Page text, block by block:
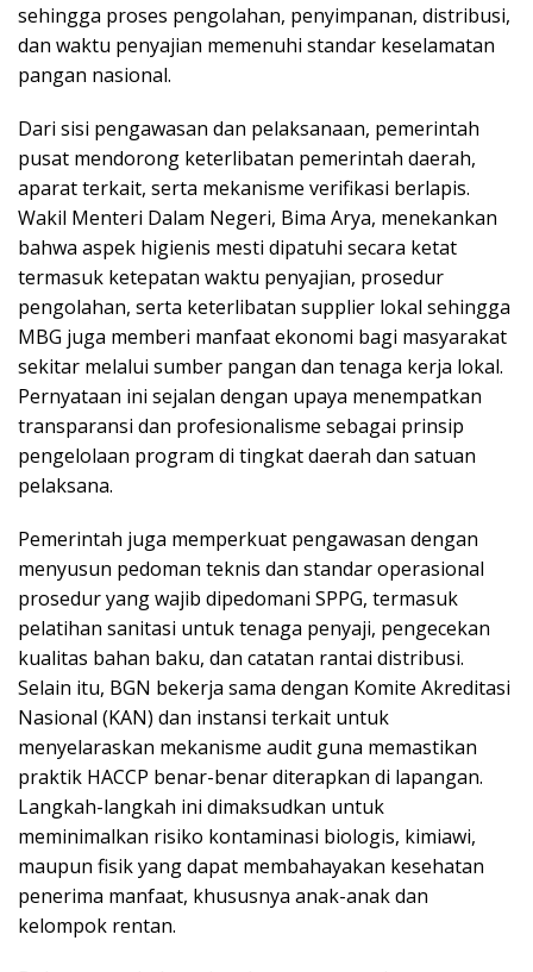
sehingga proses pengolahan, penyimpanan, distribusi,
dan waktu penyajian memenuhi standar keselamatan
pangan nasional.
Dari sisi pengawasan dan pelaksanaan, pemerintah
pusat mendorong keterlibatan pemerintah daerah,
aparat terkait, serta mekanisme verifikasi berlapis.
Wakil Menteri Dalam Negeri, Bima Arya, menekankan
bahwa aspek higienis mesti dipatuhi secara ketat
termasuk ketepatan waktu penyajian, prosedur
pengolahan, serta keterlibatan supplier lokal sehingga
MBG juga memberi manfaat ekonomi bagi masyarakat
sekitar melalui sumber pangan dan tenaga kerja lokal.
Pernyataan ini sejalan dengan upaya menempatkan
transparansi dan profesionalisme sebagai prinsip
pengelolaan program di tingkat daerah dan satuan
pelaksana.
Pemerintah juga memperkuat pengawasan dengan
menyusun pedoman teknis dan standar operasional
prosedur yang wajib dipedomani SPPG, termasuk
pelatihan sanitasi untuk tenaga penyaji, pengecekan
kualitas bahan baku, dan catatan rantai distribusi.
Selain itu, BGN bekerja sama dengan Komite Akreditasi
Nasional (KAN) dan instansi terkait untuk
menyelaraskan mekanisme audit guna memastikan
praktik HACCP benar-benar diterapkan di lapangan.
Langkah-langkah ini dimaksudkan untuk
meminimalkan risiko kontaminasi biologis, kimiawi,
maupun fisik yang dapat membahayakan kesehatan
penerima manfaat, khususnya anak-anak dan
kelompok rentan.